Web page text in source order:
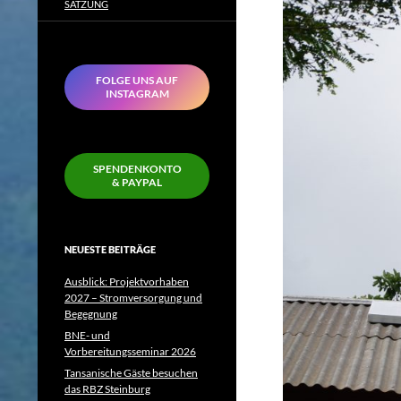
SATZUNG
FOLGE UNS AUF
INSTAGRAM
SPENDENKONTO
& PAYPAL
NEUESTE BEITRÄGE
Ausblick: Projektvorhaben
2027 – Stromversorgung und
Begegnung
BNE- und
Vorbereitungsseminar 2026
Tansanische Gäste besuchen
das RBZ Steinburg